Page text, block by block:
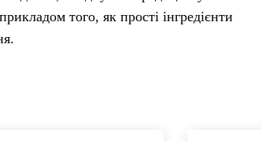
того, як прості інгредієнти